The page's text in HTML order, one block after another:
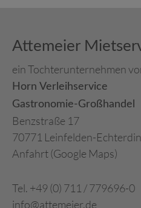
Attemeier
ein Tochterunternehmen
Horn Verleihservice
Gastronomie-Großhandel
Benzstraße 17
70771 Leinfelden-
Anfahrt (Google Maps)
Tel. +49 (0) 711 / 779696-0
info@attemeier.de